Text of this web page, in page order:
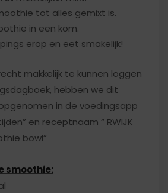
tot alles gemixt is.
in een kom.
erop en eet smakelijk!
makkelijk te kunnen loggen
hebben we dit
in de voedingsapp
en receptnaam “ RWIJK
bowl”
smoothie: